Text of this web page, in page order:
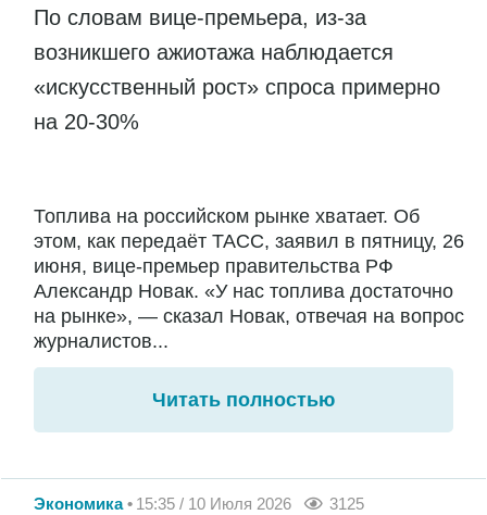
По словам вице-премьера, из-за
возникшего ажиотажа наблюдается
«искусственный рост» спроса примерно
на 20-30%
Топлива на российском рынке хватает. Об
этом, как передаёт ТАСС, заявил в пятницу, 26
июня, вице-премьер правительства РФ
Александр Новак. «У нас топлива достаточно
на рынке», — сказал Новак, отвечая на вопрос
журналистов...
Читать полностью
Экономика 15:35 / 10 Июля 2026 3125